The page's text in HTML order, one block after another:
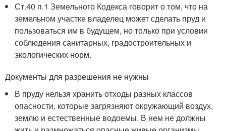
Ст.40 п.1 Земельного Кодекса говорит о том, что на
земельном участке владелец может сделать пруд и
пользоваться им в будущем, но только при условии
соблюдения санитарных, градостроительных и
экологических норм.
Документы для разрешения не нужны
В пруду нельзя хранить отходы разных классов
опасности, которые загрязняют окружающий воздух,
землю и естественные водоемы. В нем не должны